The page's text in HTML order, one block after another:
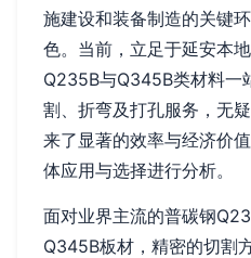
施建设和装备制造的关键
色。当前，立足于延安本
Q235B与Q345B类材料一
割、折弯及打孔服务，无
来了显著的效率与经济价
体应用与选择进行分析。
面对业界主流的普碳钢
Q345B板材，精密的切割